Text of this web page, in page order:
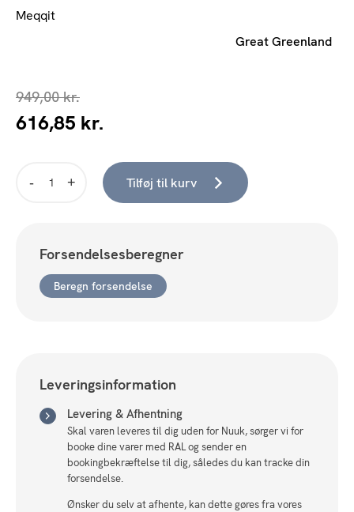
Meqqit
Great Greenland
949,00kr.
616,85 kr.
Tilføj til kurv
Forsendelsesberegner
Beregn forsendelse
Leveringsinformation
Levering & Afhentning
Skal varen leveres til dig uden for Nuuk, sørger vi for
booke dine varer med RAL og sender en
bookingbekræftelse til dig, således du kan tracke din
forsendelse.
Ønsker du selv at afhente, kan dette gøres fra vores